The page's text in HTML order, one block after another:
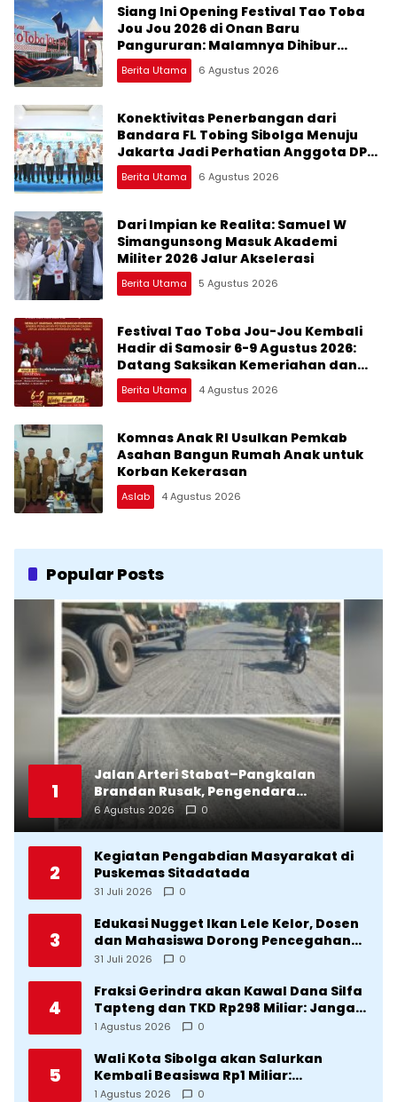
Siang Ini Opening Festival Tao Toba
Jou Jou 2026 di Onan Baru
Pangururan: Malamnya Dihibur
Marsada Band
Berita Utama 6 Agustus 2026
Konektivitas Penerbangan dari
Bandara FL Tobing Sibolga Menuju
Jakarta Jadi Perhatian Anggota DPR
RI Muhammad Lokot Nasution
Berita Utama 6 Agustus 2026
Dari Impian ke Realita: Samuel W
Simangunsong Masuk Akademi
Militer 2026 Jalur Akselerasi
Berita Utama 5 Agustus 2026
Festival Tao Toba Jou-Jou Kembali
Hadir di Samosir 6-9 Agustus 2026:
Datang Saksikan Kemeriahan dan
Raih Peluangnya
Berita Utama 4 Agustus 2026
Komnas Anak RI Usulkan Pemkab
Asahan Bangun Rumah Anak untuk
Korban Kekerasan
Aslab 4 Agustus 2026
Popular Posts
1
Jalan Arteri Stabat–Pangkalan
Brandan Rusak, Pengendara
Terancam Celaka
6 Agustus 2026 0
2
Kegiatan Pengabdian Masyarakat di
Puskemas Sitadatada
31 Juli 2026 0
3
Edukasi Nugget Ikan Lele Kelor, Dosen
dan Mahasiswa Dorong Pencegahan
Stunting di Desa Silangkitang
31 Juli 2026 0
4
Fraksi Gerindra akan Kawal Dana Silfa
Tapteng dan TKD Rp298 Miliar: Jangan
Sampai Pekerjaan Pusat dan Provinsi
1 Agustus 2026 0
5
Wali Kota Sibolga akan Salurkan
Kembali Beasiswa Rp1 Miliar:
Diproritaskan Mahasiswa Korban
1 Agustus 2026 0